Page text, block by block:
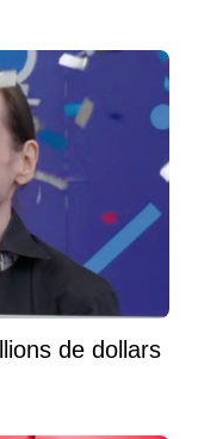
de dollars